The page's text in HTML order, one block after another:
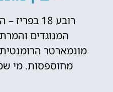
המנוגדים
מונמארטר
מחוספסות. מי